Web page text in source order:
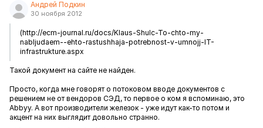
Андрей Подкин
30 ноября 2012
(http://ecm-journal.ru/docs/Klaus-Shulc-To-chto-my-
nabljudaem--ehto-rastushhaja-potrebnost-v-umnojj-IT-
infrastrukture.aspx
Такой документ на сайте не найден.
Просто, когда мне говорят о потоковом вводе документов с
решением не от вендоров СЭД, то первое о ком я вспоминаю, это
Abbyy. А вот производители железок - уже идут как-то потом и
акцент на них выглядит довольно странно.